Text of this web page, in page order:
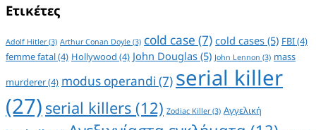
Ετικέτες
Adolf Hitler(3) Arthur Conan Doyle (3) cold case (7) cold cases (5) FBI(4)
femme fatal(4) Hollywood (4) John Douglas (5) John Lennon (3) mass
murderer(4) modus operandi (7) serial killer
(27) serial killers (12) Zodiac Killer(3) Αγγελική